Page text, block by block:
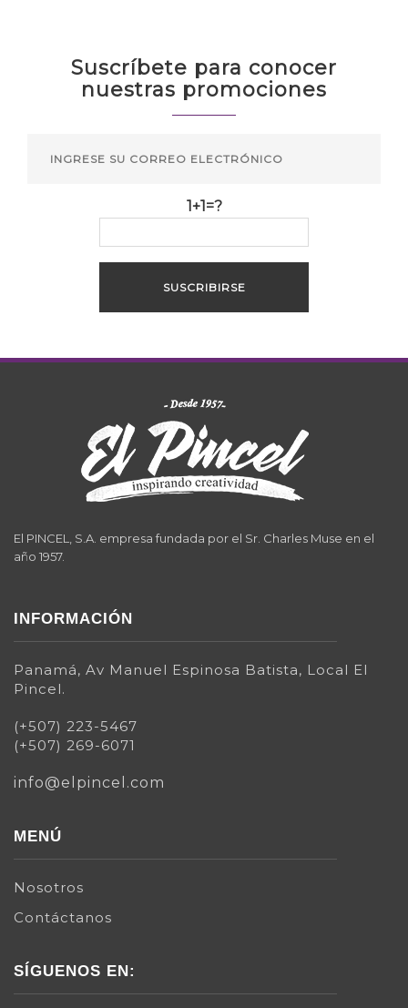
Suscríbete para conocer
nuestras promociones
1+1=?
El PINCEL, S.A. empresa fundada por el Sr. Charles Muse en el
año 1957.
INFORMACIÓN
Panamá, Av Manuel Espinosa Batista, Local El
Pincel.
(+507) 223-5467
(+507) 269-6071
info@elpincel.com
MENÚ
Nosotros
Contáctanos
SÍGUENOS EN: